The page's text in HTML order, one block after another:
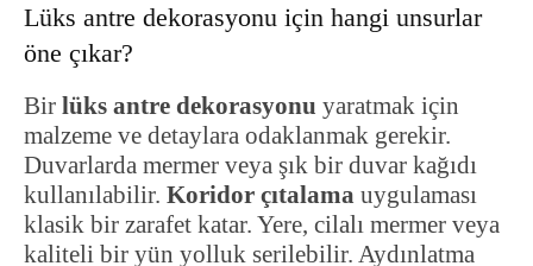
Lüks antre dekorasyonu için hangi unsurlar
öne çıkar?
Bir lüks antre dekorasyonu yaratmak için
malzeme ve detaylara odaklanmak gerekir.
Duvarlarda mermer veya şık bir duvar kağıdı
kullanılabilir. Koridor çıtalama uygulaması
klasik bir zarafet katar. Yere, cilalı mermer veya
kaliteli bir yün yolluk serilebilir. Aydınlatma